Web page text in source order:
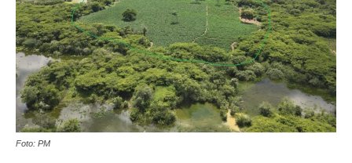
Foto: PM